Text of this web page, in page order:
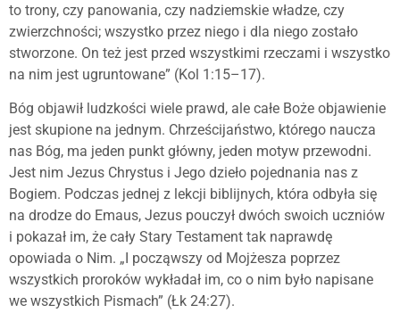
to trony, czy panowania, czy nadziemskie władze, czy
zwierzchności; wszystko przez niego i dla niego zostało
stworzone. On też jest przed wszystkimi rzeczami i wszystko
na nim jest ugruntowane” (Kol 1:15–17).
Bóg objawił ludzkości wiele prawd, ale całe Boże objawienie
jest skupione na jednym. Chrześcijaństwo, którego naucza
nas Bóg, ma jeden punkt główny, jeden motyw przewodni.
Jest nim Jezus Chrystus i Jego dzieło pojednania nas z
Bogiem. Podczas jednej z lekcji biblijnych, która odbyła się
na drodze do Emaus, Jezus pouczył dwóch swoich uczniów
i pokazał im, że cały Stary Testament tak naprawdę
opowiada o Nim. „I począwszy od Mojżesza poprzez
wszystkich proroków wykładał im, co o nim było napisane
we wszystkich Pismach” (Łk 24:27).